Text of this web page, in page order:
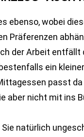
ebenso, wobei
Präferenzen
der Arbeit entfällt
ein
passt da
aber nicht mit ins
natürlich